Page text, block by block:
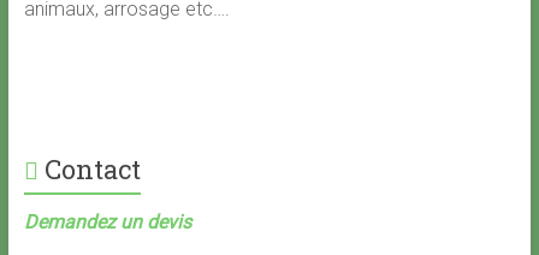
animaux, arrosage etc….
Contact
Demandez un devis